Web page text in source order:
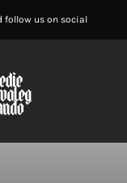
follow us on social